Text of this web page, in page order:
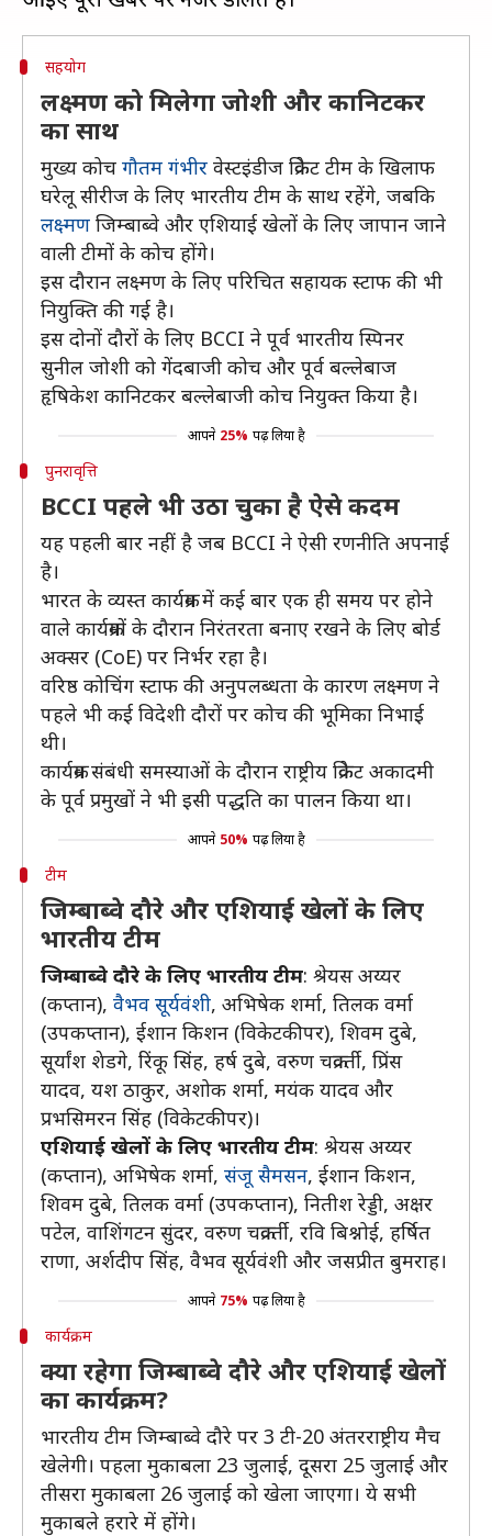
सहयोग
लक्ष्मण को मिलेगा जोशी और कानिटकर
का साथ
मुख्य कोच गौतम गंभीर वेस्टइंडीज क्रिकेट टीम के खिलाफ
घरेलू सीरीज के लिए भारतीय टीम के साथ रहेंगे, जबकि
लक्ष्मण जिम्बाब्वे और एशियाई खेलों के लिए जापान जाने
वाली टीमों के कोच होंगे।
इस दौरान लक्ष्मण के लिए परिचित सहायक स्टाफ की भी
नियुक्ति की गई है।
इस दोनों दौरों के लिए BCCI ने पूर्व भारतीय स्पिनर
सुनील जोशी को गेंदबाजी कोच और पूर्व बल्लेबाज
हृषिकेश कानिटकर बल्लेबाजी कोच नियुक्त किया है।
आपने 25% पढ़ लिया है
पुनरावृत्ति
BCCI पहले भी उठा चुका है ऐसे कदम
यह पहली बार नहीं है जब BCCI ने ऐसी रणनीति अपनाई
है।
भारत के व्यस्त कार्यक्रम में कई बार एक ही समय पर होने
वाले कार्यक्रमों के दौरान निरंतरता बनाए रखने के लिए बोर्ड
अक्सर (CoE) पर निर्भर रहा है।
वरिष्ठ कोचिंग स्टाफ की अनुपलब्धता के कारण लक्ष्मण ने
पहले भी कई विदेशी दौरों पर कोच की भूमिका निभाई
थी।
कार्यक्रम संबंधी समस्याओं के दौरान राष्ट्रीय क्रिकेट अकादमी
के पूर्व प्रमुखों ने भी इसी पद्धति का पालन किया था।
आपने 50% पढ़ लिया है
टीम
जिम्बाब्वे दौरे और एशियाई खेलों के लिए
भारतीय टीम
जिम्बाब्वे दौरे के लिए भारतीय टीम: श्रेयस अय्यर
(कप्तान), वैभव सूर्यवंशी, अभिषेक शर्मा, तिलक वर्मा
(उपकप्तान), ईशान किशन (विकेटकीपर), शिवम दुबे,
सूर्यांश शेडगे, रिंकू सिंह, हर्ष दुबे, वरुण चक्रवर्ती, प्रिंस
यादव, यश ठाकुर, अशोक शर्मा, मयंक यादव और
प्रभसिमरन सिंह (विकेटकीपर)।
एशियाई खेलों के लिए भारतीय टीम: श्रेयस अय्यर
(कप्तान), अभिषेक शर्मा, संजू सैमसन, ईशान किशन,
शिवम दुबे, तिलक वर्मा (उपकप्तान), नितीश रेड्डी, अक्षर
पटेल, वाशिंगटन सुंदर, वरुण चक्रवर्ती, रवि बिश्नोई, हर्षित
राणा, अर्शदीप सिंह, वैभव सूर्यवंशी और जसप्रीत बुमराह।
आपने 75% पढ़ लिया है
कार्यक्रम
क्या रहेगा जिम्बाब्वे दौरे और एशियाई खेलों
का कार्यक्रम?
भारतीय टीम जिम्बाब्वे दौरे पर 3 टी-20 अंतरराष्ट्रीय मैच
खेलेगी। पहला मुकाबला 23 जुलाई, दूसरा 25 जुलाई और
तीसरा मुकाबला 26 जुलाई को खेला जाएगा। ये सभी
मुकाबले हरारे में होंगे।